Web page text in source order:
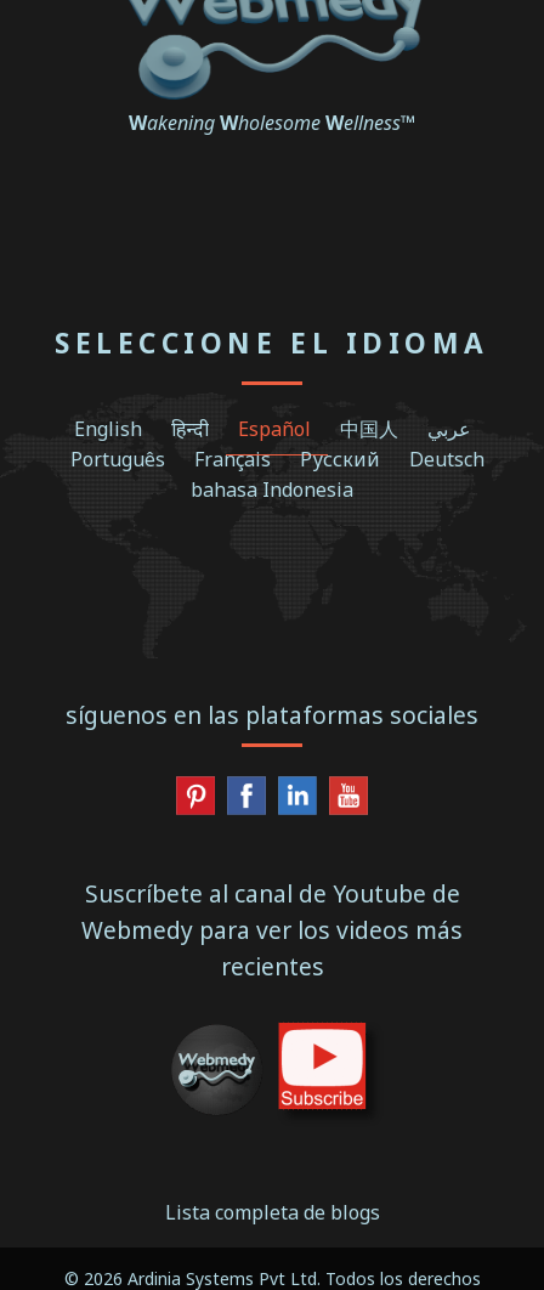
WakeningWholesomeWellness™
SELECCIONE EL IDIOMA
English हिन्दी Español 中国人
عربي
Português
Français Русский
Deutsch
bahasa Indonesia
síguenos en las plataformas sociales
Suscríbete al canal de Youtube de
Webmedy para ver los videos más
recientes
Lista completa de blogs
© 2026 Ardinia Systems Pvt Ltd. Todos los derechos